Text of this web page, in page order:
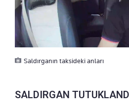
Saldırganın taksideki anları
SALDIRGAN